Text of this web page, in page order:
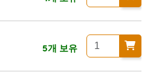
5개 보유